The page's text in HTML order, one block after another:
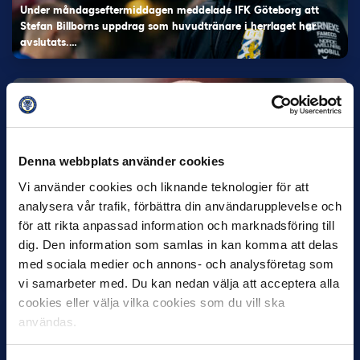
Denna webbplats använder cookies
Vi använder cookies och liknande teknologier för att
analysera vår trafik, förbättra din användarupplevelse och
för att rikta anpassad information och marknadsföring till
dig. Den information som samlas in kan komma att delas
med sociala medier och annons- och analysföretag som
vi samarbeter med. Du kan nedan välja att acceptera alla
cookies eller välja vilka cookies som du vill ska
användas.
Under måndagseftermiddagen meddelade IFK Göteborg att
Stefan Billborns uppdrag som huvudtränare i herrlaget har
avslutats.…
30 JUNI
Helstrup ny tränare i Malmö FF
Inleder mot…